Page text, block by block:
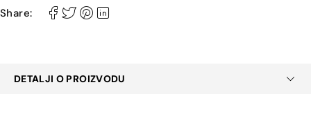
Share:
DETALJI O PROIZVODU